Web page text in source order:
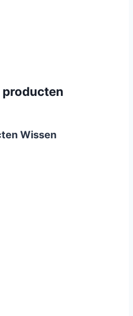
producten
Wissen